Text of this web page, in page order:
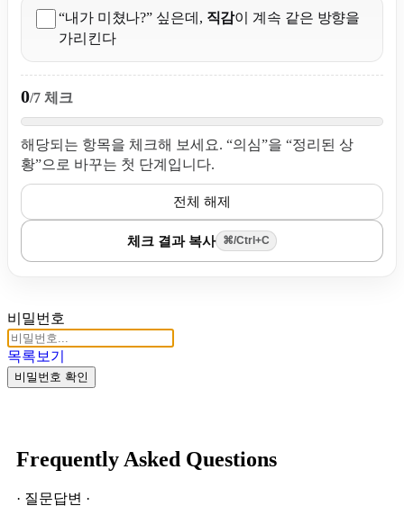
“내가 미쳤나?” 싶은데, 직감이 계속 같은 방향을
가리킨다
0/7 체크
해당되는 항목을 체크해 보세요. “의심”을 “정리된 상
황”으로 바꾸는 첫 단계입니다.
전체 해제
체크 결과 복사 ⌘/Ctrl+C
비밀번호
목록보기
비밀번호 확인
Frequently Asked Questions
· 질문답변 ·